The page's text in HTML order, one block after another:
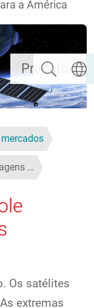
Produtos
a América
Pesquisar
…
Os satélites
extremas